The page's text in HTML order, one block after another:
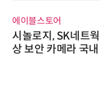
디
26'
우